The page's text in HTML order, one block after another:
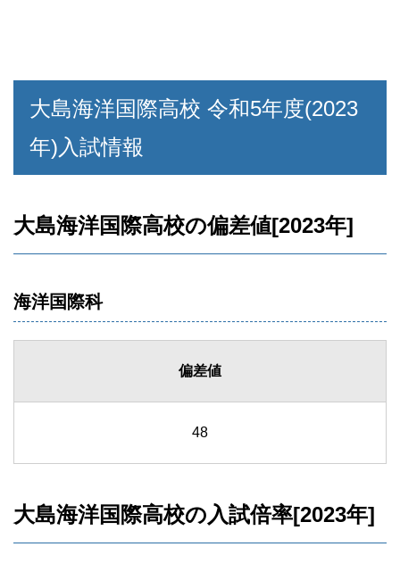
大島海洋国際高校 令和5年度(2023
年)入試情報
大島海洋国際高校の偏差値[2023年]
海洋国際科
偏差値
48
大島海洋国際高校の入試倍率[2023年]